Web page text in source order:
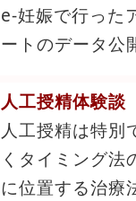
e-妊娠で行った
ートのデータ公
人工授精体験談
人工授精は特別
くタイミング法
に位置する治療